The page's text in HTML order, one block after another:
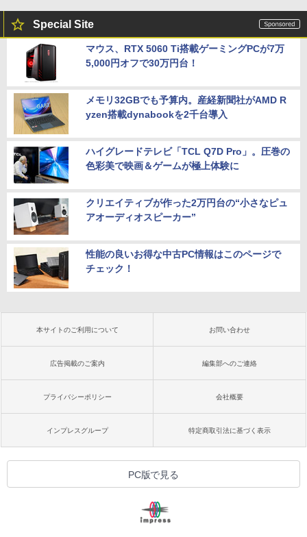
Special Site
マウス、RTX 5060 Ti搭載ゲーミングPCが7万
5,000円オフで30万円台！
メモリ32GBでも予算内。産経新聞社がAMD R
yzen搭載dynabookを2千台導入
ハイグレードテレビ「TCL Q7D Pro」。圧巻の
色彩美で映画＆ゲームが極上体験に
クリエイティブが作った2万円台の“小さなピュ
アオーディオスピーカー”
性能の良いお得な中古PC情報はこのページで
チェック！
本サイトのご利用について お問い合わせ
広告掲載のご案内 編集部へのご連絡
プライバシーポリシー 会社概要
インプレスグループ 特定商取引法に基づく表示
PC版で見る